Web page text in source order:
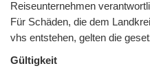
Reiseunternehmen
Für Schäden, die dem
vhs entstehen, gelten die
Gültigkeit